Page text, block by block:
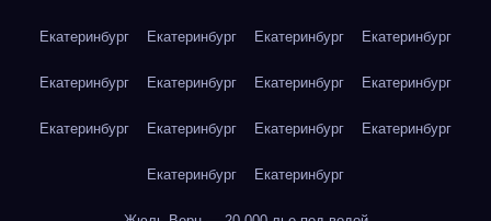
Екатеринбург Екатеринбург Екатеринбург Екатеринбург
Екатеринбург Екатеринбург Екатеринбург Екатеринбург
Екатеринбург Екатеринбург Екатеринбург Екатеринбург
Екатеринбург Екатеринбург